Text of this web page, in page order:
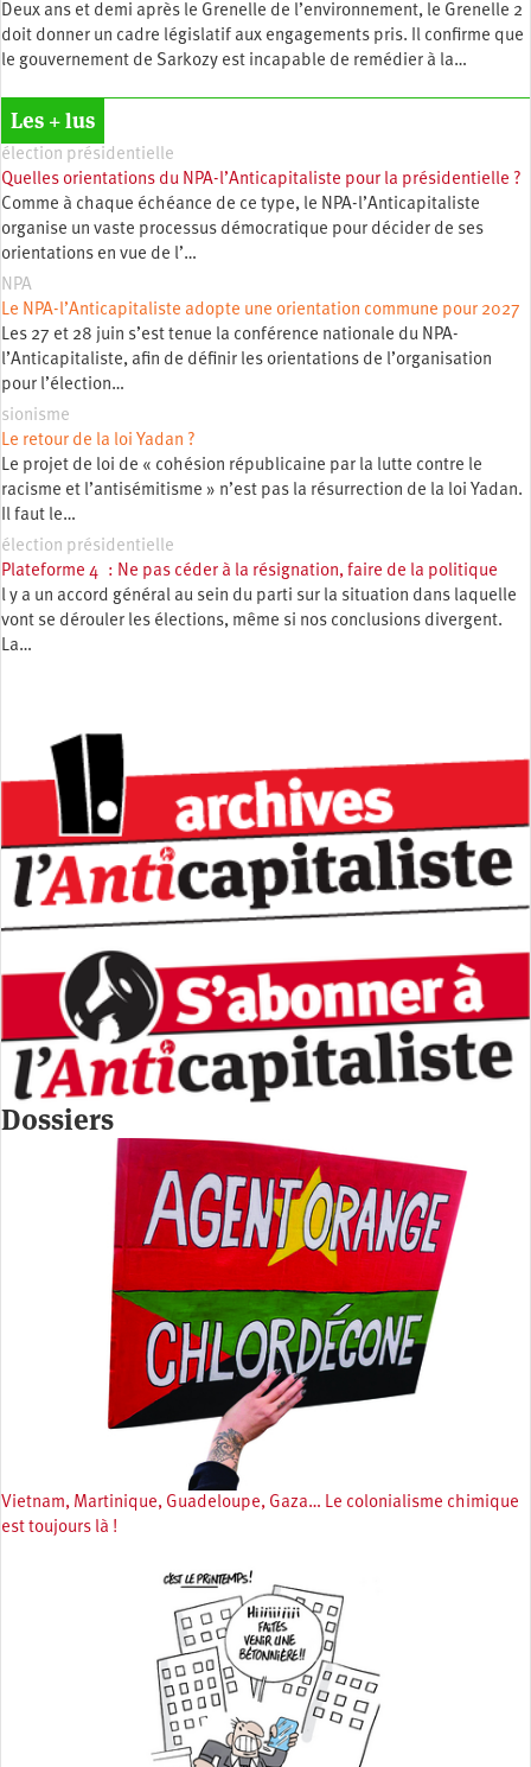
Deux ans et demi après le Grenelle de l’environnement, le Grenelle 2
doit donner un cadre législatif aux engagements pris. Il confirme que
le gouvernement de Sarkozy est incapable de remédier à la…
Les + lus
élection présidentielle
Quelles orientations du NPA-l’Anticapitaliste pour la présidentielle ?
Comme à chaque échéance de ce type, le NPA-l’Anticapitaliste
organise un vaste processus démocratique pour décider de ses
orientations en vue de l’…
NPA
Le NPA-l’Anticapitaliste adopte une orientation commune pour 2027
Les 27 et 28 juin s’est tenue la conférence nationale du NPA-
l’Anticapitaliste, afin de définir les orientations de l’organisation
pour l’élection…
sionisme
Le retour de la loi Yadan ?
Le projet de loi de « cohésion républicaine par la lutte contre le
racisme et l’antisémitisme » n’est pas la résurrection de la loi Yadan.
Il faut le…
élection présidentielle
Plateforme 4 : Ne pas céder à la résignation, faire de la politique
l y a un accord général au sein du parti sur la situation dans laquelle
vont se dérouler les élections, même si nos conclusions divergent.
La…
Dossiers
Vietnam, Martinique, Guadeloupe, Gaza… Le colonialisme chimique
est toujours là !